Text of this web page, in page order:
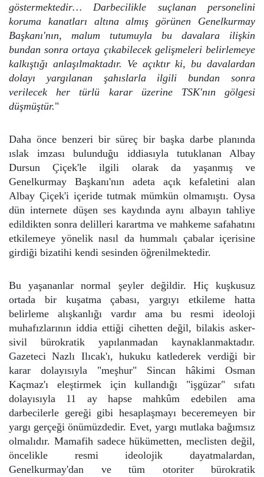
göstermektedir… Darbecilikle suçlanan personelini
koruma kanatları altına almış görünen Genelkurmay
Başkanı'nın, malum tutumuyla bu davalara ilişkin
bundan sonra ortaya çıkabilecek gelişmeleri belirlemeye
kalkıştığı anlaşılmaktadır. Ve açıktır ki, bu davalardan
dolayı yargılanan şahıslarla ilgili bundan sonra
verilecek her türlü karar üzerine TSK'nın gölgesi
düşmüştür."
Daha önce benzeri bir süreç bir başka darbe planında
ıslak imzası bulunduğu iddiasıyla tutuklanan Albay
Dursun Çiçek'le ilgili olarak da yaşanmış ve
Genelkurmay Başkanı'nın adeta açık kefaletini alan
Albay Çiçek'i içeride tutmak mümkün olmamıştı. Oysa
dün internete düşen ses kaydında aynı albayın tahliye
edildikten sonra delilleri karartma ve mahkeme safahatını
etkilemeye yönelik nasıl da hummalı çabalar içerisine
girdiği bizatihi kendi sesinden öğrenilmektedir.
Bu yaşananlar normal şeyler değildir. Hiç kuşkusuz
ortada bir kuşatma çabası, yargıyı etkileme hatta
belirleme alışkanlığı vardır ama bu resmi ideoloji
muhafızlarının iddia ettiği cihetten değil, bilakis asker-
sivil bürokratik yapılanmadan kaynaklanmaktadır.
Gazeteci Nazlı Ilıcak'ı, hukuku katlederek verdiği bir
karar dolayısıyla "meşhur" Sincan hâkimi Osman
Kaçmaz'ı eleştirmek için kullandığı "işgüzar" sıfatı
dolayısıyla 11 ay hapse mahkûm edebilen ama
darbecilerle gereği gibi hesaplaşmayı beceremeyen bir
yargı gerçeği önümüzdedir. Evet, yargı mutlaka bağımsız
olmalıdır. Mamafih sadece hükümetten, meclisten değil,
öncelikle resmi ideolojik dayatmalardan,
Genelkurmay'dan ve tüm otoriter bürokratik